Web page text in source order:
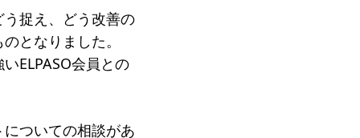
捉え、どう改善の
となりました。
ELPASO会員との
ついての相談があ